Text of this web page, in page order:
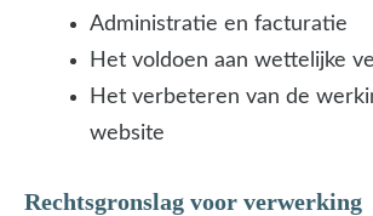
Administratie en facturatie
Het voldoen aan wettelijke
Het verbeteren van de
website
Rechtsgronslag voor verwerking